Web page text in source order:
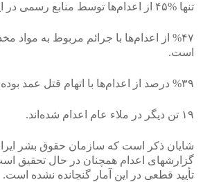
تنها %۴۵ از اعدام‌ها توسط منابع رسمی در ایران گزارش شده‌اند.
%۴۷ از اعدام‌ها با جرائم مربوط به
است.
%۳۹ درصد از اعدام‌ها با اتهام قتل عمد بوده است.
۱۹ تن دیگر در ملاء عام اعدام شده‌اند.
شایان ذکر است که سازمان حقوق بشر
گزارشهای اعدام همچنان در حال تحقیق
تأیید قطعی در این آمار گنجانده نشده است.